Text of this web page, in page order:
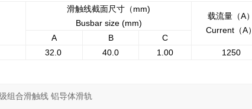
滑触线截面尺寸（mm)
Busbar size (mm)
载流量（A）
Current（A）
A
B
C
32.0 40.0 1.00 1250